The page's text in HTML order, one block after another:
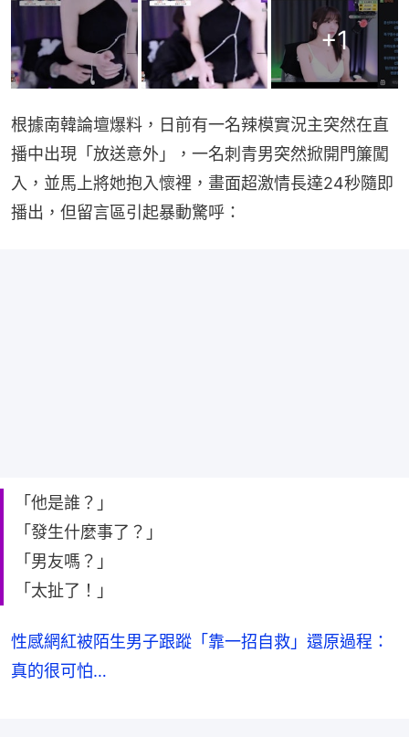
+1
根據南韓論壇爆料，日前有一名辣模實況主突然在直
播中出現「放送意外」，一名刺青男突然掀開門簾闖
入，並馬上將她抱入懷裡，畫面超激情長達24秒隨即
播出，但留言區引起暴動驚呼：
「他是誰？」
「發生什麼事了？」
「男友嗎？」
「太扯了！」
性感網紅被陌生男子跟蹤「靠一招自救」還原過程：
真的很可怕…